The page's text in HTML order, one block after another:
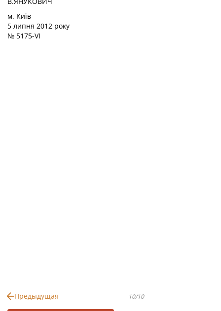
м. Київ
5 липня 2012 року
№ 5175-VI
Предыдущая 10/10